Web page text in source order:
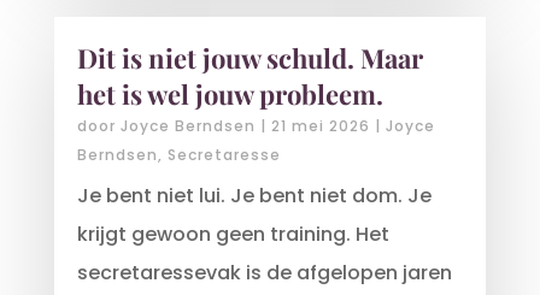
Dit is niet jouw schuld. Maar
het is wel jouw probleem.
door Joyce Berndsen | 21 mei 2026 | Joyce
Berndsen, Secretaresse
Je bent niet lui. Je bent niet dom. Je
krijgt gewoon geen training. Het
secretaressevak is de afgelopen jaren